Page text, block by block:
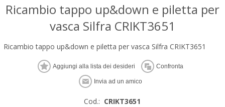
Ricambio tappo up&down e piletta per
vasca Silfra CRIKT3651
Ricambio tappo up&down e piletta per vasca Silfra CRIKT3651
Cod.: CRIKT3651